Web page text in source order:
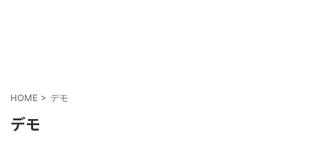
HOME > デモ
デモ